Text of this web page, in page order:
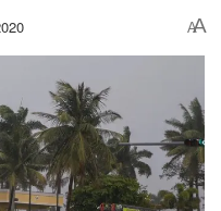
AA